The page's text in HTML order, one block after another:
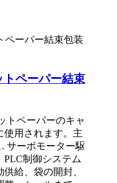
ペーパー結束
トペーパーのキャ
使用されます。主
サーボモーター駆
制御システム
給、袋の開封、